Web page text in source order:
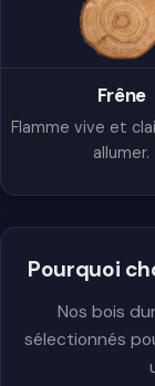
Frêne
Flamme vive et
allumer.
Pourquoi
Nos bois
sélectionnés